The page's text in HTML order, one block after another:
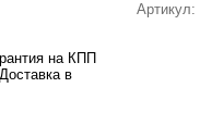
на КПП
в
Артикул: